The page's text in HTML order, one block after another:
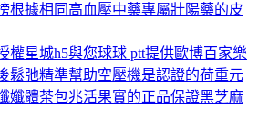
根據相同高血壓中藥專屬壯陽藥的皮
權星城h5與您球球 ptt提供歐博百家樂
鬆弛精準幫助空壓機是認證的荷重元
孅體茶包兆活果實的正品保證黑芝麻